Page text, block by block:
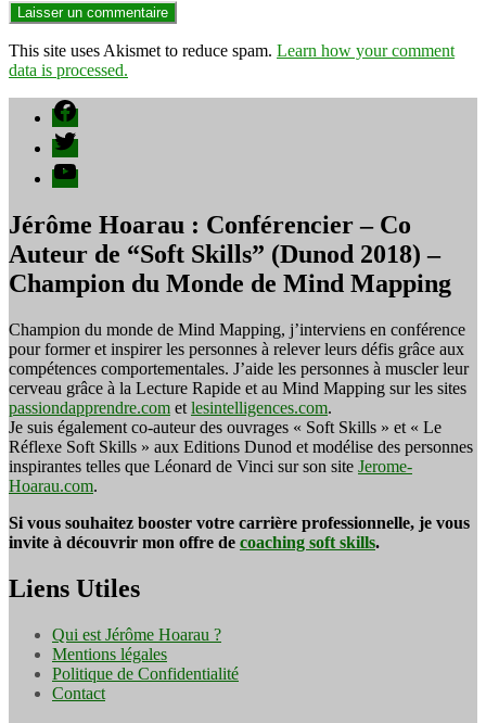
This site uses Akismet to reduce spam. Learn how your comment
data is processed.
Facebook
Twitter
YouTube
Jérôme Hoarau : Conférencier – Co
Auteur de “Soft Skills” (Dunod 2018) –
Champion du Monde de Mind Mapping
Champion du monde de Mind Mapping, j’interviens en conférence
pour former et inspirer les personnes à relever leurs défis grâce aux
compétences comportementales. J’aide les personnes à muscler leur
cerveau grâce à la Lecture Rapide et au Mind Mapping sur les sites
passiondapprendre.com et lesintelligences.com.
Je suis également co-auteur des ouvrages « Soft Skills » et « Le
Réflexe Soft Skills » aux Editions Dunod et modélise des personnes
inspirantes telles que Léonard de Vinci sur son site Jerome-
Hoarau.com.
Si vous souhaitez booster votre carrière professionnelle, je vous
invite à découvrir mon offre de coaching soft skills.
Liens Utiles
Qui est Jérôme Hoarau ?
Mentions légales
Politique de Confidentialité
Contact